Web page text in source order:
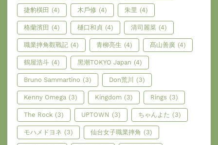
捷豹橫田 (4) 木戶修 (4) 朱里 (4)
格蘭濱田 (4) 樋口和貞 (4) 清司麗菜 (4)
職業摔角觀戰記 (4) 青柳亮生 (4) 髙山善廣 (4)
鶴屋浩斗 (4) 黑潮TOKYO Japan (4)
Bruno Sammartino (3) Don荒川 (3)
Kenny Omega (3) Kingdom (3) Rings (3)
The Rock (3) UPTOWN (3) ちゃんよた (3)
モハメドヨネ (3) 仙台女子職業摔角 (3)